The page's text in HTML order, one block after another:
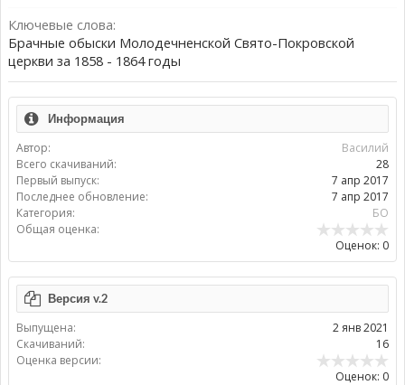
Ключевые слова:
Брачные обыски Молодечненской Свято-Покровской
церкви за 1858 - 1864 годы
Информация
Автор:
Василий
Всего скачиваний:
28
Первый выпуск:
7 апр 2017
Последнее обновление:
7 апр 2017
Категория:
БО
Общая оценка:
Оценок: 0
Версия v.2
Выпущена:
2 янв 2021
Скачиваний:
16
Оценка версии:
Оценок: 0